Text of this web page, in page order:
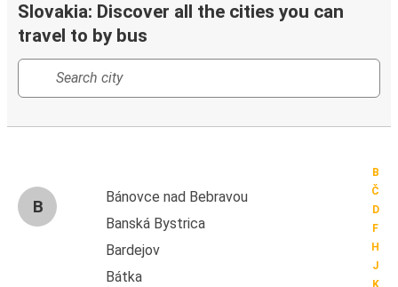
Slovakia: Discover all the cities you can
travel to by bus
B
Č
D
F
H
J
K
B
Bánovce nad Bebravou
Banská Bystrica
Bardejov
Bátka